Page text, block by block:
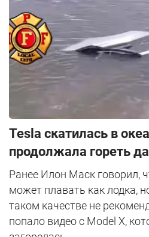
Tesla скатилась в
продолжала гореть
Ранее Илон Маск говорил,
может плавать как лодка,
таком качестве не
попало видео с Model X,